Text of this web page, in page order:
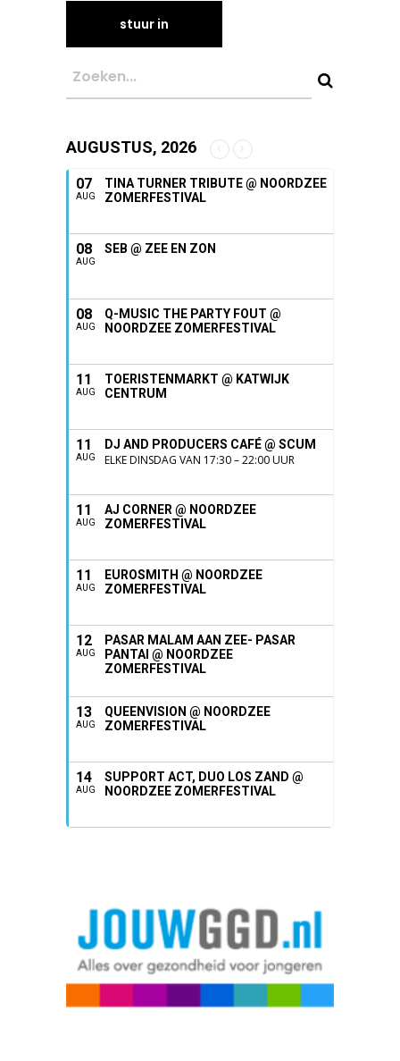
AUGUSTUS, 2026
07
AUG
TINA TURNER TRIBUTE @ NOORDZEE
ZOMERFESTIVAL
08
AUG
SEB @ ZEE EN ZON
08
AUG
Q-MUSIC THE PARTY FOUT @
NOORDZEE ZOMERFESTIVAL
11
AUG
TOERISTENMARKT @ KATWIJK
CENTRUM
11
AUG
DJ AND PRODUCERS CAFÉ @ SCUM
ELKE DINSDAG VAN 17:30 – 22:00 UUR
11
AUG
AJ CORNER @ NOORDZEE
ZOMERFESTIVAL
11
AUG
EUROSMITH @ NOORDZEE
ZOMERFESTIVAL
12
AUG
PASAR MALAM AAN ZEE- PASAR
PANTAI @ NOORDZEE
ZOMERFESTIVAL
13
AUG
QUEENVISION @ NOORDZEE
ZOMERFESTIVAL
14
AUG
SUPPORT ACT, DUO LOS ZAND @
NOORDZEE ZOMERFESTIVAL